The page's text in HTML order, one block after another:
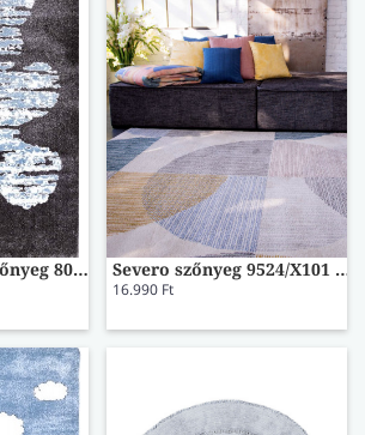
Bambica teddy szőnyeg 80x150 Severo szőnyeg 9524/X101 67x130
16.990 Ft